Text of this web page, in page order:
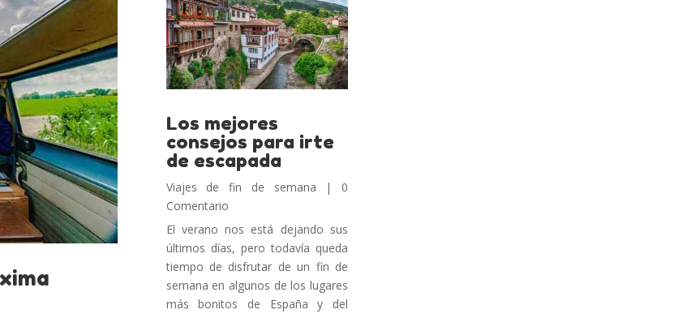
Los mejores
consejos para irte
de escapada
Viajes de fin de semana | 0
Comentario
El verano nos está dejando sus
últimos días, pero todavía queda
tiempo de disfrutar de un fin de
semana en algunos de los lugares
más bonitos de España y del